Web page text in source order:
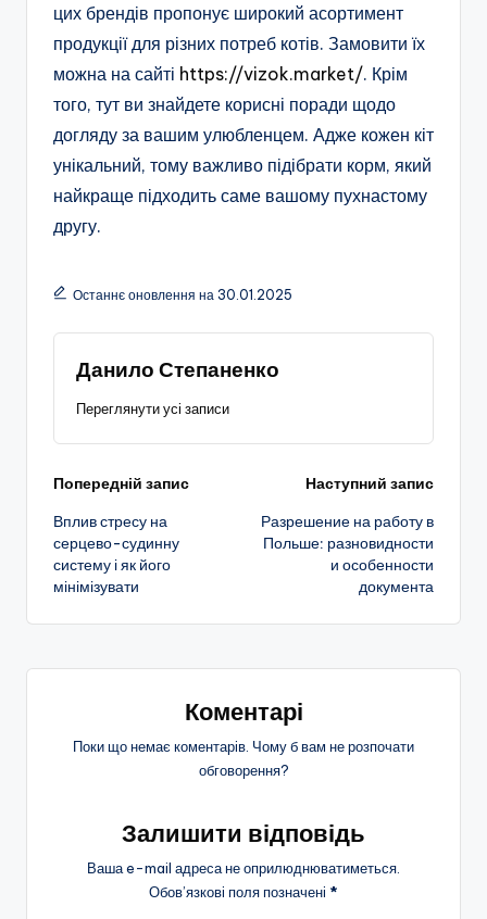
цих брендів пропонує широкий асортимент
продукції для різних потреб котів. Замовити їх
можна на сайті https://vizok.market/. Крім
того, тут ви знайдете корисні поради щодо
догляду за вашим улюбленцем. Адже кожен кіт
унікальний, тому важливо підібрати корм, який
найкраще підходить саме вашому пухнастому
другу.
Останнє оновлення на 30.01.2025
Данило Степаненко
Переглянути усі записи
Навігація
по
запису
Попередній запис
Вплив стресу на
серцево-судинну
систему і як його
мінімізувати
Наступний запис
Разрешение на работу в
Польше: разновидности
и особенности
документа
Коментарі
Поки що немає коментарів. Чому б вам не розпочати
обговорення?
Залишити відповідь
Ваша e-mail адреса не оприлюднюватиметься.
Обов’язкові поля позначені *